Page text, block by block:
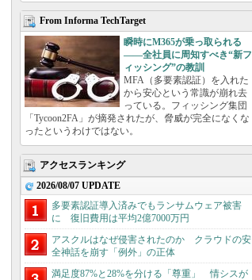
From Informa TechTarget
瞬時にM365が乗っ取られる
――全社員に周知すべき“新フ
ィッシング”の教訓
MFA（多要素認証）を入れた
から安心という常識が崩れ去
っている。フィッシング集団
「Tycoon2FA」が摘発されたが、脅威が完全になくな
ったというわけではない。
アクセスランキング
2026/08/07 UPDATE
多要素認証導入済みでもランサムウェア被害
に 復旧費用は平均2億7000万円
アスクルはなぜ侵害されたのか クラウドの安
全神話を崩す「例外」の正体
満足度87%と28%を分ける「尊重」 情シスが